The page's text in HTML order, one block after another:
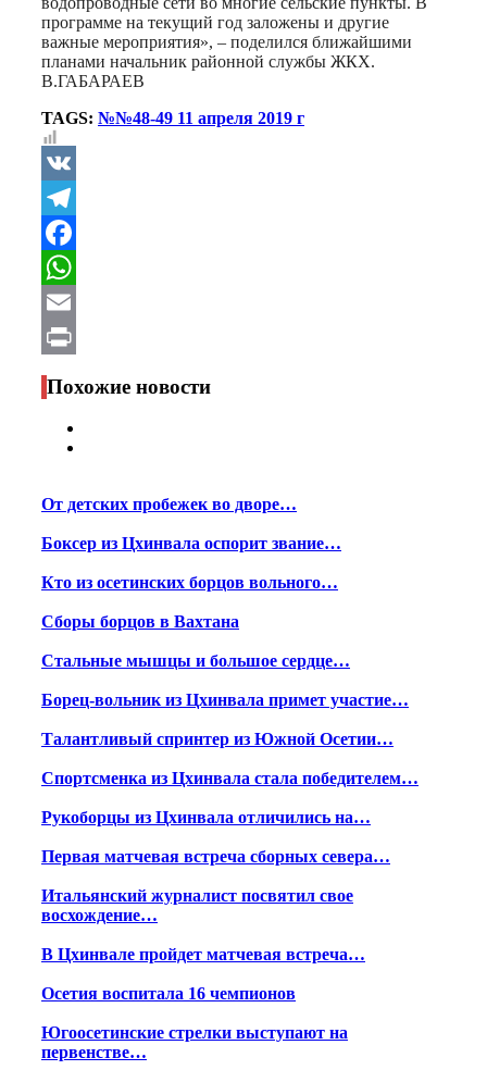
программе на текущий год заложены и другие
важные мероприятия», – поделился ближайшими
планами начальник районной службы ЖКХ.
В.ГАБАРАЕВ
TAGS: №№48-49 11 апреля 2019 г
VK
Telegram
Facebook
WhatsApp
Email
Print
Похожие новости
От детских пробежек во дворе…
Боксер из Цхинвала оспорит звание…
Кто из осетинских борцов вольного…
Сборы борцов в Вахтана
Стальные мышцы и большое сердце…
Борец-вольник из Цхинвала примет участие…
Талантливый спринтер из Южной Осетии…
Спортсменка из Цхинвала стала победителем…
Рукоборцы из Цхинвала отличились на…
Первая матчевая встреча сборных севера…
Итальянский журналист посвятил свое
восхождение…
В Цхинвале пройдет матчевая встреча…
Осетия воспитала 16 чемпионов
Югоосетинские стрелки выступают на
первенстве…